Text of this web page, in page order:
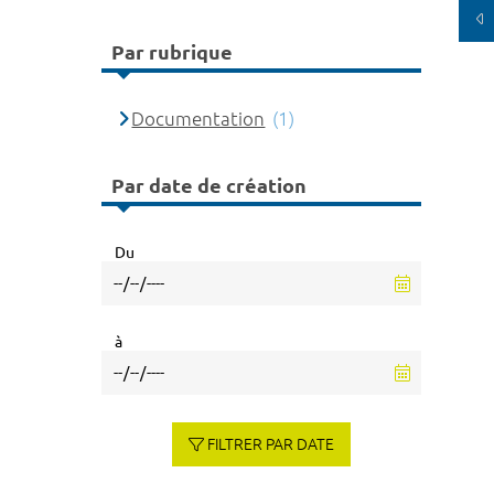
Par rubrique
Documentation (1)
Par date de création
Du
à
FILTRER PAR DATE